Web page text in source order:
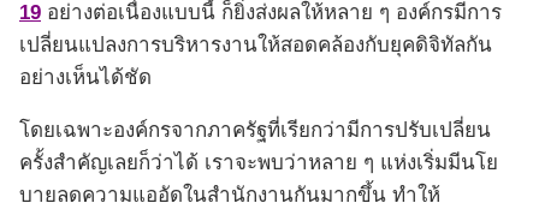
19 อย่างต่อเนื่องแบบนี้ ก็ยิ่งส่งผลให้หลาย ๆ องค์กรมีการ
เปลี่ยนแปลงการบริหารงานให้สอดคล้องกับยุคดิจิทัลกัน
อย่างเห็นได้ชัด
โดยเฉพาะองค์กรจากภาครัฐที่เรียกว่ามีการปรับเปลี่ยน
ครั้งสำคัญเลยก็ว่าได้ เราจะพบว่าหลาย ๆ แห่งเริ่มมีนโย
บายลดความแออัดในสำนักงานกันมากขึ้น ทำให้